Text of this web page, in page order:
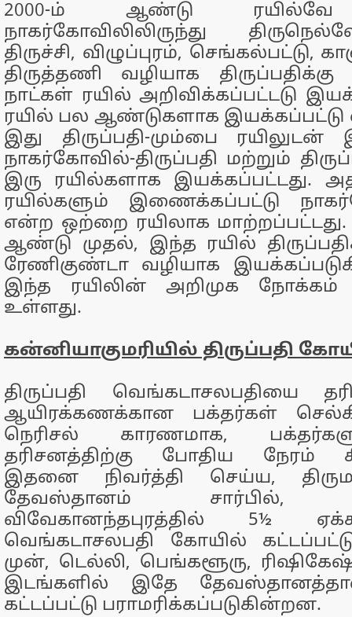
2000-ம் ஆண்டு ரயில்வே
நாகர்கோவிலிலிருந்து
திருச்சி, விழுப்புரம், செங்கல்பட்டு,
திருத்தணி வழியாக
நாட்கள் ரயில் அறிவிக்கப்பட்டடு
ரயில் பல ஆண்டுகளாக இயக்கப்பட்டு
இது திருப்பதி-மும்பை
நாகர்கோவில்-திருப்பதி மற்றும்
இரு ரயில்களாக இயக்கப்பட்டது.
ரயில்களும் இணைக்கப்பட்டு
என்ற ஒற்றை ரயிலாக
ஆண்டு முதல், இந்த ரயில்
ரேணிகுண்டா வழியாக
இந்த ரயிலின் அறிமுக நோக்கம்
உள்ளது.
கன்னியாகுமரியில் திருப்பதி
திருப்பதி வெங்கடாசலபதியை
ஆயிரக்கணக்கான பக்தர்கள்
நெரிசல் காரணமாக,
தரிசனத்திற்கு போதிய நேரம்
இதனை நிவர்த்தி செய்ய,
தேவஸ்தானம் சார்பில்,
விவேகானந்தபுரத்தில் 5½
வெங்கடாசலபதி கோயில்
முன், டெல்லி, பெங்களூரு,
இடங்களில் இதே
கட்டப்பட்டு பராமரிக்கப்படுகின்றன.